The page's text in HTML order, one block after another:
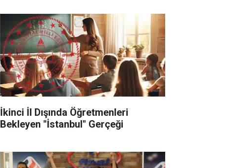
İkinci İl Dışında Öğretmenleri
Bekleyen "İstanbul" Gerçeği